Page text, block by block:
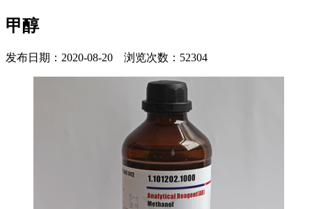
甲醇
发布日期：2020-08-20 浏览次数：52304